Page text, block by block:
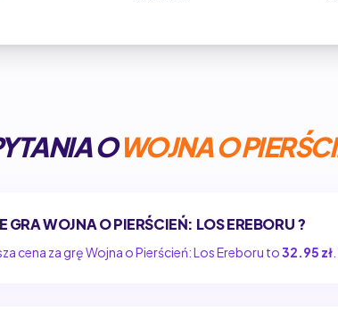
OWOJNA O
GRA WOJNA O PIERŚCIEŃ: LOS EREBORU ?
cena za grę Wojna o Pierścień: Los Ereboru to32.95 zł